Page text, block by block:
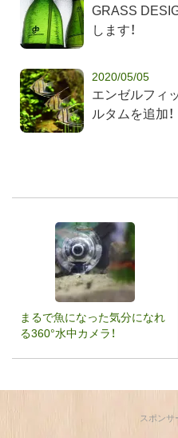
GRASS
します！
2020/05/05
エンゼルフィ
ルタムを追加！
まるで魚になった気分になれ
る360°水中カメラ！
スポンサ